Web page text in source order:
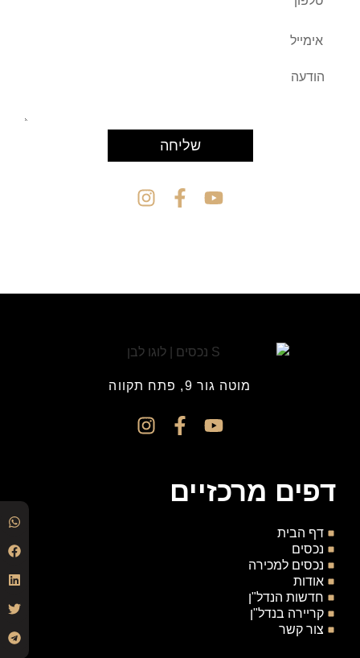
שליחה
מוטה גור 9, פתח תקווה
דפים מרכזיים
דף הבית
נכסים
נכסים למכירה
אודות
חדשות הנדל"ן
קריירה בנדל"ן
צור קשר